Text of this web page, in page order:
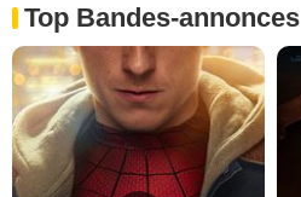
Top Bandes-annonces